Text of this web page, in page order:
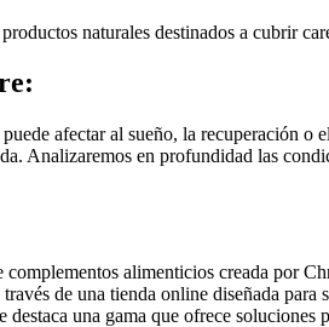
naturales destinados a cubrir
afectar al sueño, la recuperación
Analizaremos en profundidad las
alimenticios creada por
de una tienda online diseñada
destaca una gama que ofrece